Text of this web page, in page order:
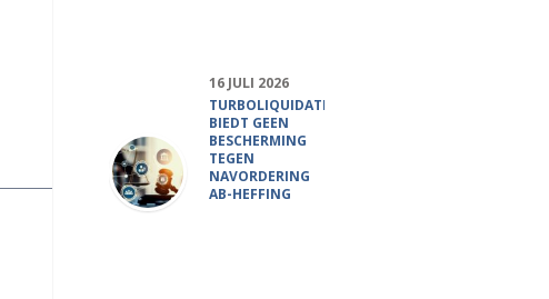
16 JULI 2026
TURBOLIQUIDATIE
BIEDT GEEN
BESCHERMING
TEGEN
NAVORDERING
AB-HEFFING